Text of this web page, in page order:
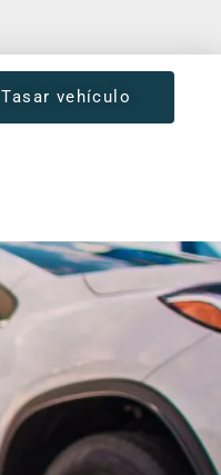
Tasar vehículo